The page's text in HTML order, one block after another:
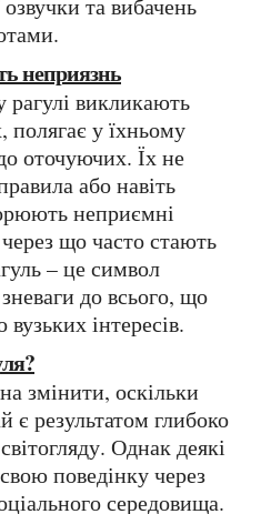
та вибачень
неприязнь
полягає у їхньому
оточуючих. Їх не
або навіть
неприємні
що часто стають
– це символ
до всього, що
інтересів.
є результатом глибоко
Однак деякі
поведінку через
середовища.